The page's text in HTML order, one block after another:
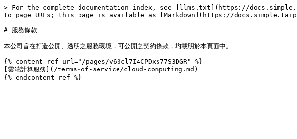
> For the complete documentation index, see [llms.txt](https://
to page URLs; this page is available as [Markdown](https://
# 服務條款
本公司旨在打造公開、透明之服務環境，可公開之契約條款，均載明於本頁面中。
{% content-ref url="/pages/v63cl7I4CPDxs77S3DGR" %}
[雲端計算服務](/terms-of-service/cloud-computing.md)